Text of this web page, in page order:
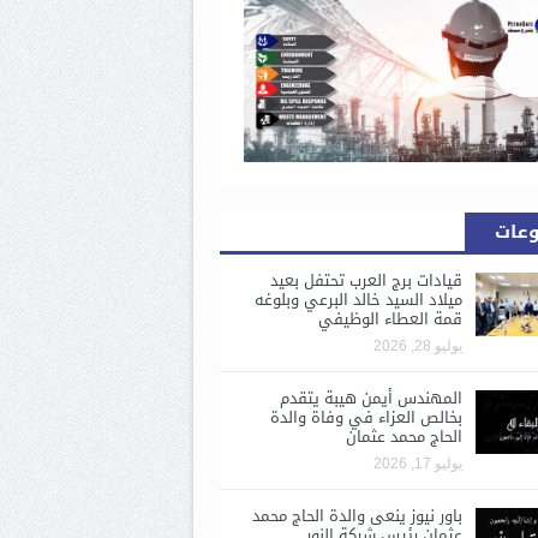
قيادات برج العرب تحتفل بعيد
ميلاد السيد خالد البرعي وبلوغه
قمة العطاء الوظيفي
يوليو 28, 2026
المهندس أيمن هيبة يتقدم
بخالص العزاء في وفاة والدة
الحاج محمد عثمان
يوليو 17, 2026
باور نيوز ينعى والدة الحاج محمد